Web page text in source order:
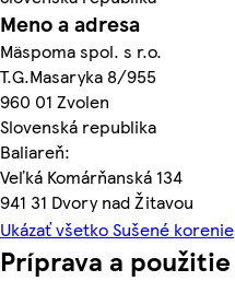
Meno a adresa
Mäspoma spol. s r.o.
T.G.Masaryka 8/955
960 01 Zvolen
Slovenská republika
Baliareň:
Veľká Komárňanská 134
941 31 Dvory nad Žitavou
Ukázať všetko Sušené korenie
Príprava a použitie